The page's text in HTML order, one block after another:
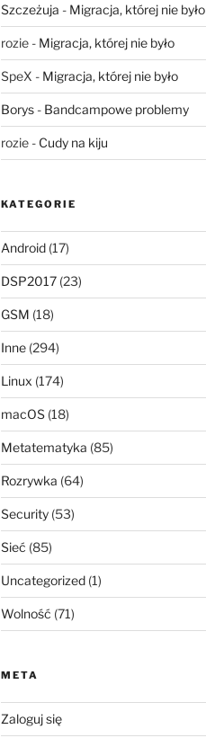
Szczeżuja - Migracja, której nie było
rozie- Migracja, której nie było
SpeX - Migracja, której nie było
Borys- Bandcampowe problemy
rozie- Cudy na kiju
KATEGORIE
Android(17)
DSP2017(23)
GSM (18)
Inne(294)
Linux (174)
macOS(18)
Metatematyka (85)
Rozrywka (64)
Security(53)
Sieć (85)
Uncategorized(1)
Wolność (71)
META
Zaloguj się